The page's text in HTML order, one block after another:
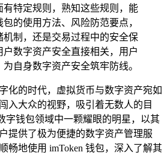
有特定规则，熟知这些规则，能
的使用方法、风险防范要点，
机制，还是交易过程中的安全保
户数字资产安全直接相关，用户
自身数字资产安全筑牢防线。
化的时代，虚拟货币与数字资产宛如
入大众的视野，吸引着无数人的目
字钱包领域中一颗耀眼的明星，以其
提供了极为便捷的数字资产管理服
畅地使用 imToken 钱包，深入了解其